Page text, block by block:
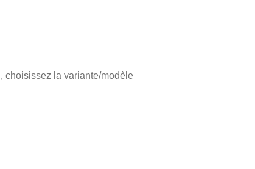
choisissez la variante/modèle